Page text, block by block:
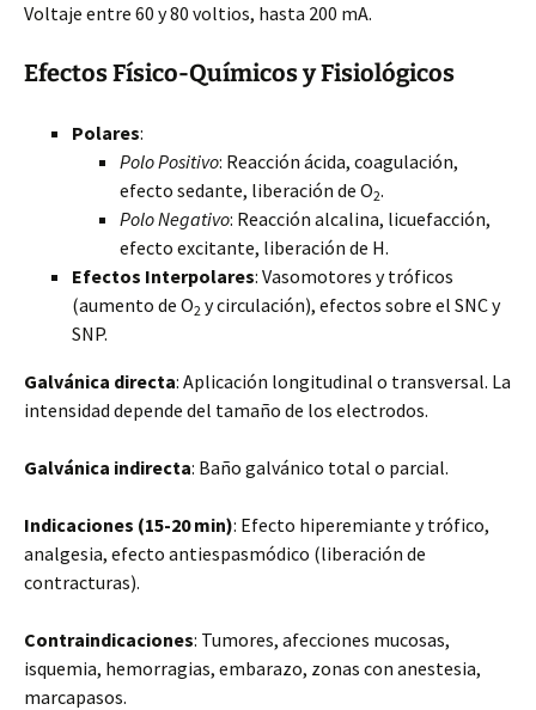
Voltaje entre 60 y 80 voltios, hasta 200 mA.
Efectos Físico-Químicos y Fisiológicos
Polares:
Polo Positivo: Reacción ácida, coagulación,
efecto sedante, liberación de O2.
Polo Negativo: Reacción alcalina, licuefacción,
efecto excitante, liberación de H.
Efectos Interpolares: Vasomotores y tróficos
(aumento de O2 y circulación), efectos sobre el SNC y
SNP.
Galvánica directa: Aplicación longitudinal o transversal. La
intensidad depende del tamaño de los electrodos.
Galvánica indirecta: Baño galvánico total o parcial.
Indicaciones (15-20 min): Efecto hiperemiante y trófico,
analgesia, efecto antiespasmódico (liberación de
contracturas).
Contraindicaciones: Tumores, afecciones mucosas,
isquemia, hemorragias, embarazo, zonas con anestesia,
marcapasos.